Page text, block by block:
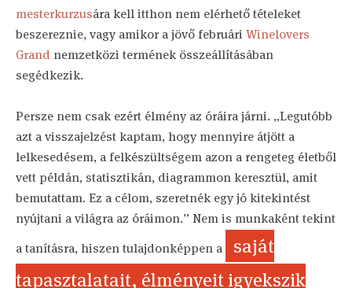
mesterkurzusára kell itthon nem elérhető tételeket
beszereznie, vagy amikor a jövő februári Winelovers
Grand nemzetközi termének összeállításában
segédkezik.
Persze nem csak ezért élmény az óráira járni. „Legutóbb
azt a visszajelzést kaptam, hogy mennyire átjött a
lelkesedésem, a felkészültségem azon a rengeteg életből
vett példán, statisztikán, diagrammon keresztül, amit
bemutattam. Ez a célom, szeretnék egy jó kitekintést
nyújtani a világra az óráimon.” Nem is munkaként tekint
a tanításra, hiszen tulajdonképpen a
saját
tapasztalatait, élményeit igyekszik